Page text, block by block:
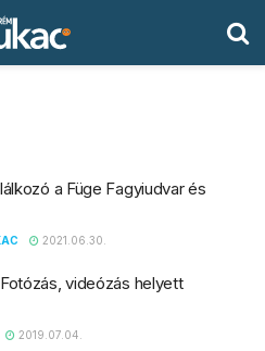
a Füge Fagyiudvar és
2021.06.30.
videózás helyett
2019.07.04.